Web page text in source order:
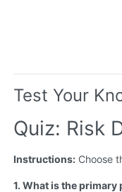
Test Your
Quiz: Risk
Instructions: Choose
1. What is the